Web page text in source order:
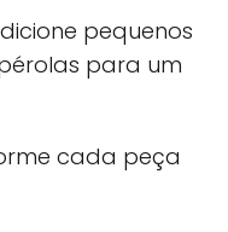
pequenos
para um
cada peça